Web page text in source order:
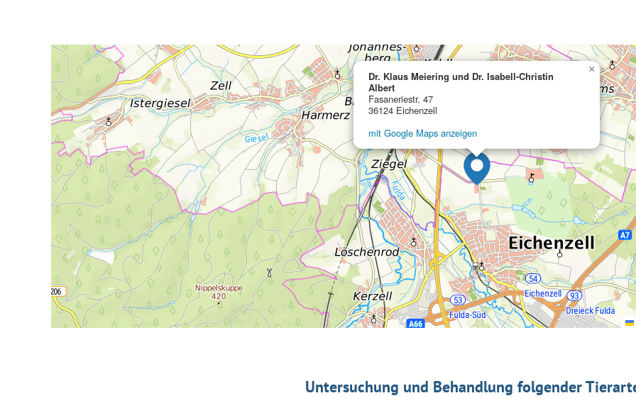
Dr. Klaus Meiering und Dr. Isabell-Christin
Albert
Fasaneriestr. 47
36124 Eichenzell
mit Google Maps anzeigen
×
Untersuchung und Behandlung folgender